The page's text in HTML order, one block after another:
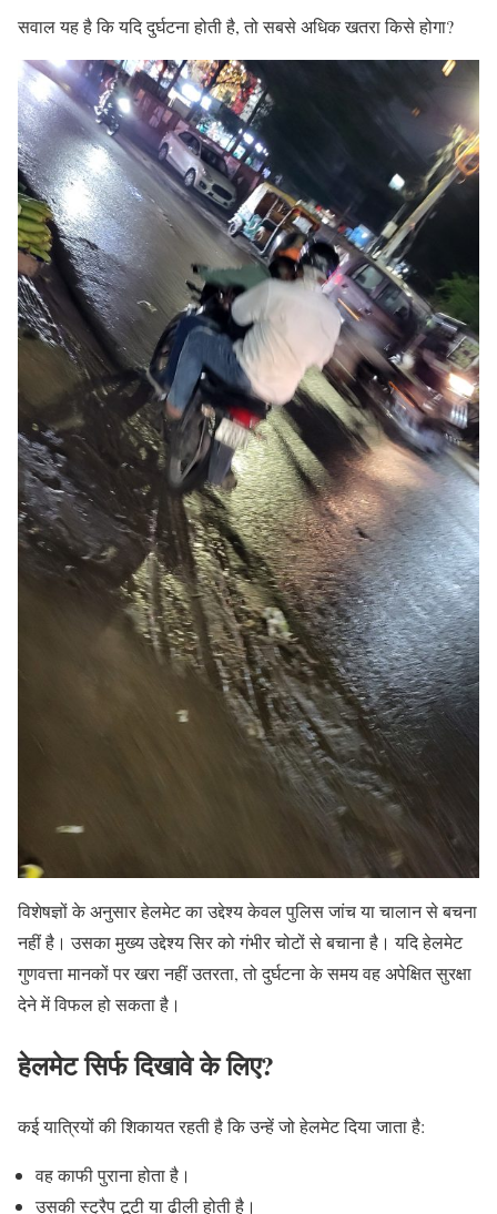
सवाल यह है कि यदि दुर्घटना होती है, तो सबसे अधिक खतरा किसे होगा?
विशेषज्ञों के अनुसार हेलमेट का उद्देश्य केवल पुलिस जांच या चालान से बचना
नहीं है। उसका मुख्य उद्देश्य सिर को गंभीर चोटों से बचाना है। यदि हेलमेट
गुणवत्ता मानकों पर खरा नहीं उतरता, तो दुर्घटना के समय वह अपेक्षित सुरक्षा
देने में विफल हो सकता है।
हेलमेट सिर्फ दिखावे के लिए?
कई यात्रियों की शिकायत रहती है कि उन्हें जो हेलमेट दिया जाता है:
वह काफी पुराना होता है।
उसकी स्ट्रैप टूटी या ढीली होती है।